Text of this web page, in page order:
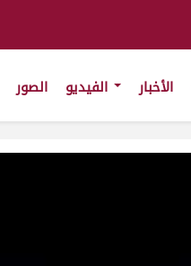
الأخبار الصور